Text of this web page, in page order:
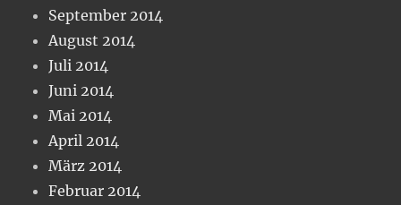
September 2014
August 2014
Juli 2014
Juni 2014
Mai 2014
April 2014
März 2014
Februar 2014